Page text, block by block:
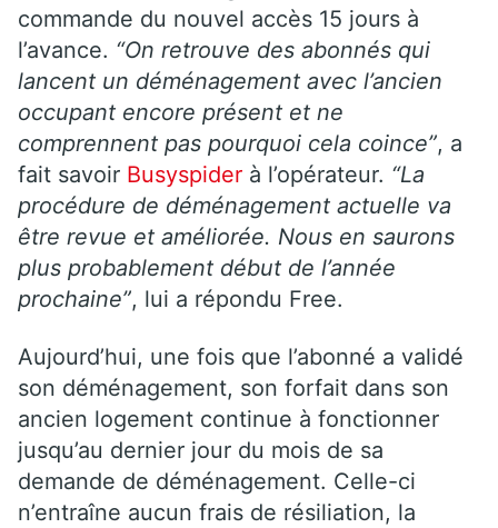
commande du nouvel accès 15 jours à
l’avance. “On retrouve des abonnés qui
lancent un déménagement avec l’ancien
occupant encore présent et ne
comprennent pas pourquoi cela coince”, a
fait savoir Busyspider à l’opérateur. “La
procédure de déménagement actuelle va
être revue et améliorée. Nous en saurons
plus probablement début de l’année
prochaine”, lui a répondu Free.
Aujourd’hui, une fois que l’abonné a validé
son déménagement, son forfait dans son
ancien logement continue à fonctionner
jusqu’au dernier jour du mois de sa
demande de déménagement. Celle-ci
n’entraîne aucun frais de résiliation, la